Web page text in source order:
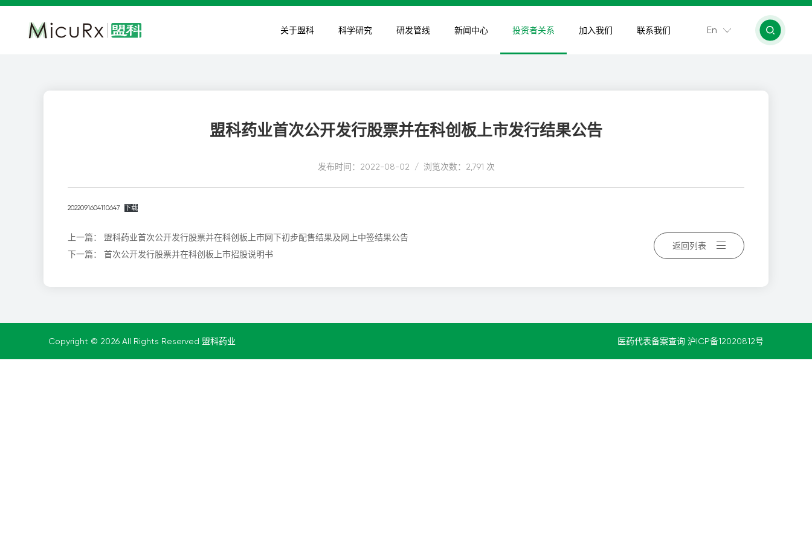
关于盟科 科学研究 研发管线 新闻中心 投资者关系 加入我们 联系我们 En
盟科药业首次公开发行股票并在科创板上市发行结果公告
发布时间：2022-08-02 / 浏览次数：2,791 次
2022091604110647 下载
上一篇： 盟科药业首次公开发行股票并在科创板上市网下初步配售结果及网上中签结果公告
下一篇： 首次公开发行股票并在科创板上市招股说明书
返回列表
Copyright © 2026 All Rights Reserved 盟科药业 医药代表备案查询 沪ICP备12020812号